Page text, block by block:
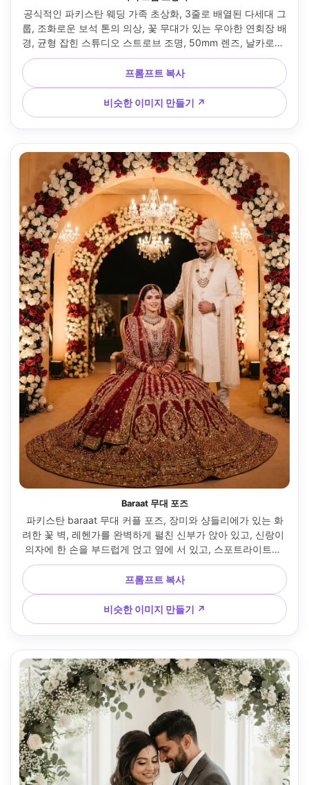
공식적인 파키스탄 웨딩 가족 초상화, 3줄로 배열된 다세대 그
룹, 조화로운 보석 톤의 의상, 꽃 무대가 있는 우아한 연회장 배
경, 균형 잡힌 스튜디오 스트로브 조명, 50mm 렌즈, 날카로운
얼굴, 자연스러운 미소, 사실적인 피부 톤, 고해상도 클래식 웨
딩 사진 --ar 4:5
프롬프트 복사
비슷한 이미지 만들기 ↗
Baraat 무대 포즈
파키스탄 baraat 무대 커플 포즈, 장미와 샹들리에가 있는 화
려한 꽃 벽, 레헨가를 완벽하게 펼친 신부가 앉아 있고, 신랑이
의자에 한 손을 부드럽게 얹고 옆에 서 있고, 스포트라이트와
부드러운 필링, 135mm의 70-200mm 룩, 초현실적인 패브릭
반짝임과 주얼리 반짝임, 왕족 분위기 --ar 4:5
프롬프트 복사
비슷한 이미지 만들기 ↗